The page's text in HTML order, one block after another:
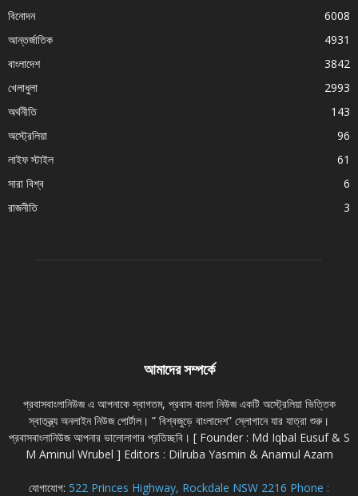
বিনোদন
6008
আন্তর্জাতিক
4931
বাংলাদেশ
3842
খেলাধুলা
2993
অর্থনীতি
143
অস্ট্রেলিয়া
96
লাইফ স্টাইল
61
সারা বিশ্ব
6
রাজনীতি
3
আমাদের সম্পর্কে
প্রবাসবাংলানিউজ এ আপনাকে স্বাগতম, প্রবাস বাংলা নিউজ একটি অস্ট্রেলিয়া ভিত্তিক
স্বাতন্ত্র্য অনলাইন নিউজ পোর্টাল। ” বিশ্বজুড়ে বাংলাদেশ” স্লোগানে যার যাত্রা শুরু।
প্রবাসবাংলানিউজ আপনার ভালোলাগার প্রতিচ্ছবি। [ Founder : Md Iqbal Eusuf & S
M Aminul Wrubel ] Editors : Dilruba Yasmin & Anamul Azam
যোগাযোগ: 522 Princes Highway, Rockdale NSW 2216 Phone :